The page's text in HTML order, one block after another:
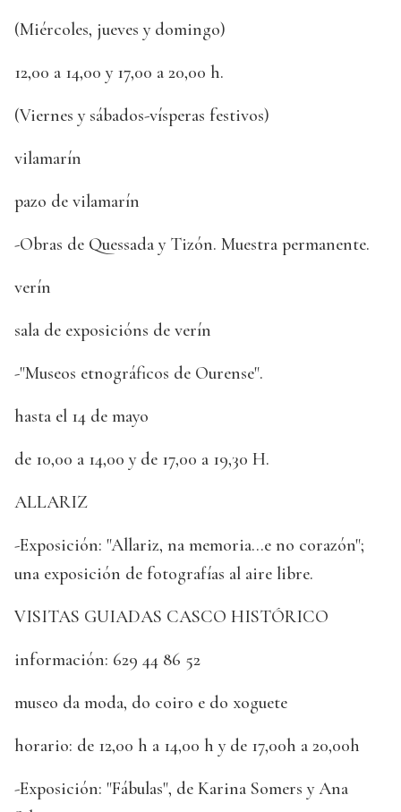
(Miércoles, jueves y domingo)
12,00 a 14,00 y 17,00 a 20,00 h.
(Viernes y sábados-vísperas festivos)
vilamarín
pazo de vilamarín
-Obras de Quessada y Tizón. Muestra permanente.
verín
sala de exposicións de verín
-"Museos etnográficos de Ourense".
hasta el 14 de mayo
de 10,00 a 14,00 y de 17,00 a 19,30 H.
ALLARIZ
-Exposición: "Allariz, na memoria...e no corazón";
una exposición de fotografías al aire libre.
VISITAS GUIADAS CASCO HISTÓRICO
información: 629 44 86 52
museo da moda, do coiro e do xoguete
horario: de 12,00 h a 14,00 h y de 17,00h a 20,00h
-Exposición: "Fábulas", de Karina Somers y Ana